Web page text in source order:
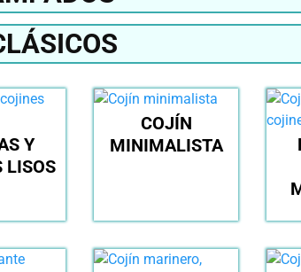
Y
LISOS
COJÍN
MINIMALISTA